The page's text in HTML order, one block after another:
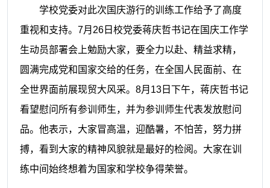
学校党委对此次国庆游行的训练工作给予了高度
重视和支持。 7月26日校党委蒋庆哲书记在国庆工作学
生动员部署会上勉励大家，要全力以赴、精益求精，
圆满完成党和国家交给的任务，在全国人民面前、在
全世界面前展现贸大风采。8月13日下午，蒋庆哲书记
看望慰问所有参训师生，并为参训师生代表发放慰问
品。他表示，大家冒高温，迎酷暑，不怕苦，努力拼
搏，看到大家的精神风貌就是最好的检阅。大家在训
练中间始终想着为国家和学校争得荣誉。